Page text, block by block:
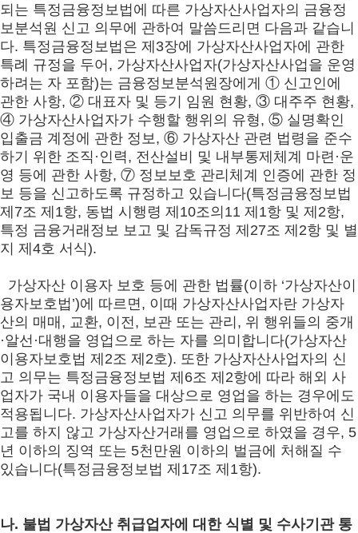
되는 특정금융정보법에 따른 가상자산사업자의 금융정
보분석원 신고 의무에 관하여 말씀드리면 다음과 같습니
다. 특정금융정보법은 제3장에 가상자산사업자에 관한
특례 규정을 두어, 가상자산사업자(가상자산사업을 운영
하려는 자 포함)는 금융정보분석원장에게 ① 신고인에
관한 사항, ② 대표자 및 등기 임원 현황, ③ 대주주 현황,
④ 가상자산사업자가 수행할 행위의 유형, ⑤ 실명확인
입출금 계정에 관한 정보, ⑥ 가상자산 관련 법령을 준수
하기 위한 조직·인력, 전산설비 및 내부통제체계 마련·운
영 등에 관한 사항, ⑦ 정보보호 관리체계 인증에 관한 정
보 등을 신고하도록 규정하고 있습니다(특정금융정보법
제7조 제1항, 동법 시행령 제10조의11 제1항 및 제2항,
특정 금융거래정보 보고 및 감독규정 제27조 제2항 및 별
지 제4호 서식).
가상자산 이용자 보호 등에 관한 법률(이하 ‘가상자산이
용자보호법’)에 따르면, 이때 가상자산사업자란 가상자
산의 매매, 교환, 이전, 보관 또는 관리, 위 행위들의 중개
·알선·대행을 영업으로 하는 자를 의미합니다(가상자산
이용자보호법 제2조 제2호). 또한 가상자산사업자의 신
고 의무는 특정금융정보법 제6조 제2항에 따라 해외 사
업자가 국내 이용자들을 대상으로 영업을 하는 경우에도
적용됩니다. 가상자산사업자가 신고 의무를 위반하여 신
고를 하지 않고 가상자산거래를 영업으로 하였을 경우, 5
년 이하의 징역 또는 5천만원 이하의 벌금에 처해질 수
있습니다(특정금융정보법 제17조 제1항).
나. 불법 가상자산 취급업자에 대한 식별 및 수사기관 통